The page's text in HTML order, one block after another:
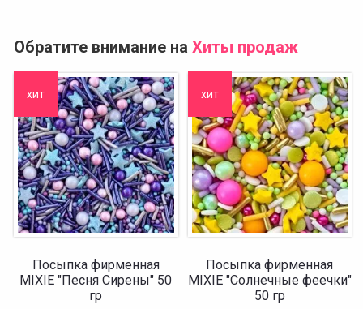
Обратите внимание на Хиты продаж
хит
Посыпка фирменная
MIXIE "Песня Сирены" 50
гр
хит
Посыпка фирменная
MIXIE "Солнечные феечки"
50 гр